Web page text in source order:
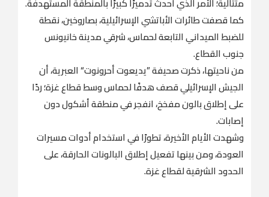
كما قصفت طائرات الأباتشي الإسرائيلية، بصاروخين، نقطة
للضبط الميداني التابعة لحماس، شرقي مدينة خانيونس
جنوب القطاع.
من ناحيتها، ذكرت صحيفة ”يديعوت أحرونوت“ العبرية، أن
الجيش الإسرائيلي قصف هدفًا لحماس وسط قطاع غزة؛ ردًا
على إطلاق بالون مفخخ، انفجر في منطقة أشكول دون
إصابات.
وشهدت الأيام الأخيرة، تطورًا في استخدام أدوات مسيرات
العودة، ومن بينها تفعيل إطلاق البالونات الحارقة، على
الحدود الشرقية لقطاع غزة.